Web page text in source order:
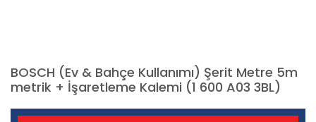
BOSCH (Ev & Bahçe Kullanımı) Şerit Metre 5m
metrik + İşaretleme Kalemi (1 600 A03 3BL)